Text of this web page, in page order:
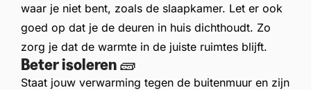
waar je niet bent, zoals de slaapkamer. Let er ook
goed op dat je de deuren in huis dichthoudt. Zo
zorg je dat de warmte in de juiste ruimtes blijft.
Beter isoleren 🧱
Staat jouw verwarming tegen de buitenmuur en zijn